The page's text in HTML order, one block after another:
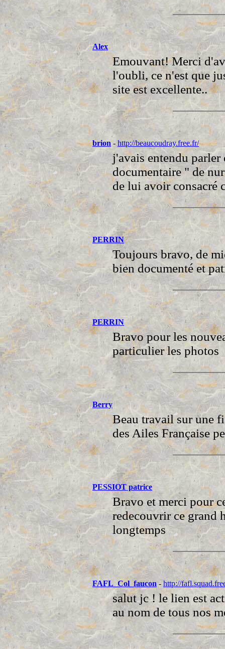
Alex
Emouvant! Merci
l'oubli, ce n'est que
site est excellente..
brion - http://beaucoudray.free.fr/
j'avais entendu parler
documentaire " de
de lui avoir consacré
PERRIN
Toujours bravo, de
bien documenté et
PERRIN
Bravo pour les
particulier les photos
Berry
Beau travail sur une
des Ailes Française
PESSIOT patrice
Bravo et merci pour
redecouvrir ce grand
longtemps
FAFL_Col_faucon - http://
salut jc ! le lien est
au nom de tous nos